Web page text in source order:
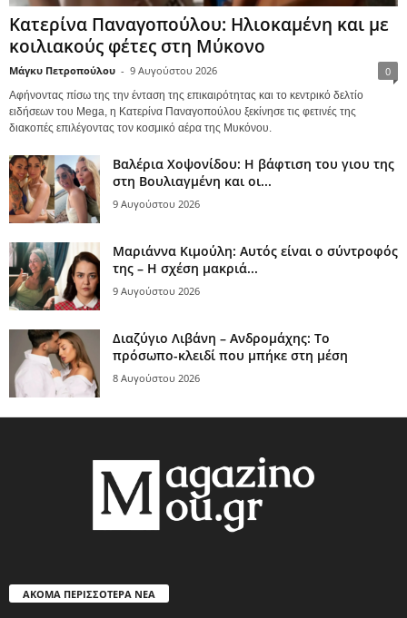
Κατερίνα Παναγοπούλου: Ηλιοκαμένη και με
κοιλιακούς φέτες στη Μύκονο
Μάγκυ Πετροπούλου - 9 Αυγούστου 2026 0
Αφήνοντας πίσω της την ένταση της επικαιρότητας και το κεντρικό δελτίο
ειδήσεων του Mega, η Κατερίνα Παναγοπούλου ξεκίνησε τις φετινές της
διακοπές επιλέγοντας τον κοσμικό αέρα της Μυκόνου.
Βαλέρια Χοψονίδου: Η βάφτιση του γιου της
στη Βουλιαγμένη και οι...
9 Αυγούστου 2026
Μαριάννα Κιμούλη: Αυτός είναι ο σύντροφός
της – Η σχέση μακριά...
9 Αυγούστου 2026
Διαζύγιο Λιβάνη – Ανδρομάχης: Το
πρόσωπο-κλειδί που μπήκε στη μέση
8 Αυγούστου 2026
ΑΚΟΜΑ ΠΕΡΙΣΣΟΤΕΡΑ ΝΕΑ